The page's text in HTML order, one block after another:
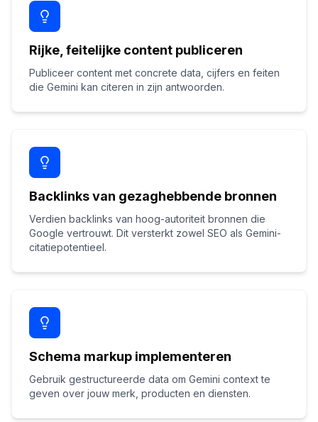
Rijke, feitelijke content publiceren
Publiceer content met concrete data, cijfers en feiten
die Gemini kan citeren in zijn antwoorden.
Backlinks van gezaghebbende bronnen
Verdien backlinks van hoog-autoriteit bronnen die
Google vertrouwt. Dit versterkt zowel SEO als Gemini-
citatiepotentieel.
Schema markup implementeren
Gebruik gestructureerde data om Gemini context te
geven over jouw merk, producten en diensten.